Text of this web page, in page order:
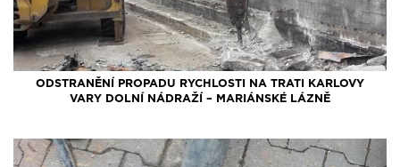
ODSTRANĚNÍ PROPADU RYCHLOSTI NA TRATI KARLOVY
VARY DOLNÍ NÁDRAŽÍ – MARIÁNSKÉ LÁZNĚ